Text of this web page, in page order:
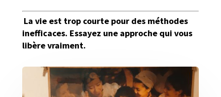
La vie est trop courte pour des méthodes
inefficaces. Essayez une approche qui vous
libère vraiment.